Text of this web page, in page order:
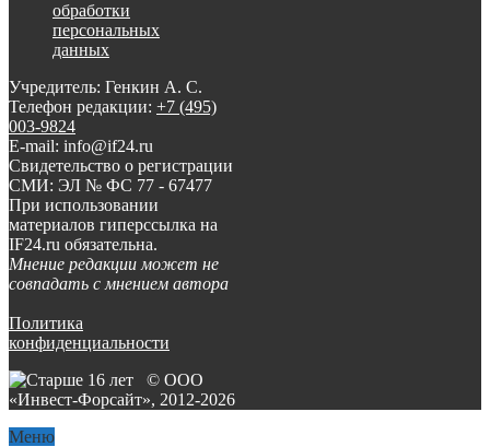
обработки
персональных
данных
Учредитель: Генкин А. С.
Телефон редакции: +7 (495)
003-9824
E-mail: info@if24.ru
Свидетельство о регистрации
СМИ: ЭЛ № ФС 77 - 67477
При использовании
материалов гиперссылка на
IF24.ru обязательна.
Мнение редакции может не
совпадать с мнением автора
Политика
конфиденциальности
© ООО
«Инвест-Форсайт», 2012-2026
Меню